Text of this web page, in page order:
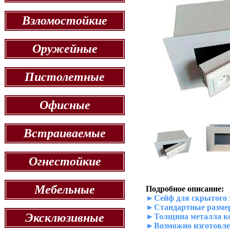
Взломостойкие
Оружейные
Пистолетные
Офисные
Встраиваемые
Огнестойкие
Мебельные
Эксклюзивные
Подробное описание:
►Сейф для скрытого
►Стандартные
►Толщина металла
►Возможно